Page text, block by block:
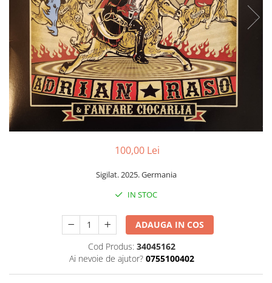
Viniluri Românești
Colecția Electrecord
100,00 Lei
Sigilat. 2025. Germania
IN STOC
ADAUGA IN COS
Cod Produs: 34045162
Ai nevoie de ajutor? 0755100402